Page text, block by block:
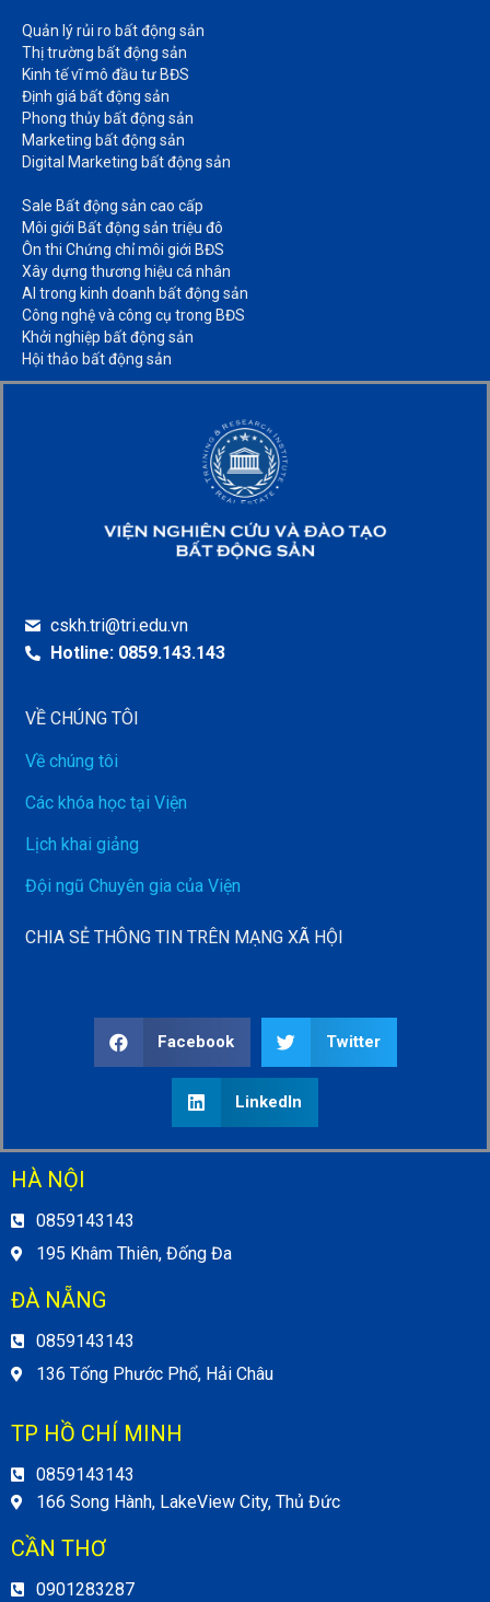
Quản lý rủi ro bất động sản​
Thị trường bất động sản​
Kinh tế vĩ mô đầu tư BĐS​
Định giá bất động sản​
Phong thủy bất động sản​
Marketing bất động sản​
Digital Marketing bất động sản​
Sale Bất động sản cao cấp​
Môi giới Bất động sản triệu đô​
Ôn thi Chứng chỉ môi giới BĐS​
Xây dựng thương hiệu cá nhân​
AI trong kinh doanh bất động sản​
Công nghệ và công cụ trong BĐS​
Khởi nghiệp bất động sản​
Hội thảo bất động sản​
cskh.tri@tri.edu.vn
Hotline: 0859.143.143
VỀ CHÚNG TÔI
Về chúng tôi
Các khóa học tại Viện
Lịch khai giảng
Đội ngũ Chuyên gia của Viện
CHIA SẺ THÔNG TIN TRÊN MẠNG XÃ HỘI
Facebook Twitter
LinkedIn
HÀ NỘI
0859143143
195 Khâm Thiên, Đống Đa
ĐÀ NẴNG
0859143143
136 Tống Phước Phổ, Hải Châu
TP HỒ CHÍ MINH
0859143143
166 Song Hành, LakeView City, Thủ Đức
CẦN THƠ
0901283287